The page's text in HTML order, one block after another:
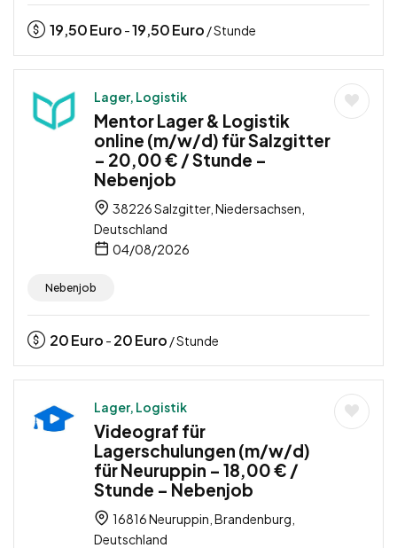
19,50Euro -19,50Euro / Stunde
Lager, Logistik
Mentor Lager & Logistik
online (m/w/d) für Salzgitter
– 20,00 € / Stunde –
Nebenjob
38226 Salzgitter, Niedersachsen,
Deutschland
04/08/2026
Nebenjob
20Euro - 20Euro / Stunde
Lager, Logistik
Videograf für
Lagerschulungen (m/w/d)
für Neuruppin – 18,00 € /
Stunde – Nebenjob
16816 Neuruppin, Brandenburg,
Deutschland